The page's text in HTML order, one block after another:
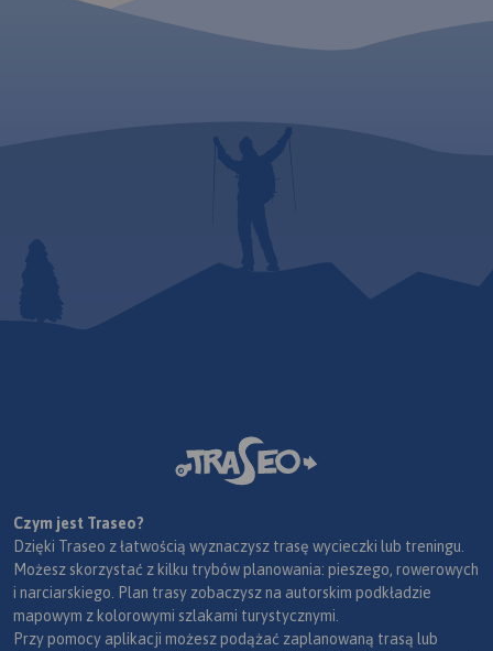
Czym jest Traseo?
Dzięki Traseo z łatwością wyznaczysz trasę wycieczki lub treningu.
Możesz skorzystać z kilku trybów planowania: pieszego, rowerowych
i narciarskiego. Plan trasy zobaczysz na autorskim podkładzie
mapowym z kolorowymi szlakami turystycznymi.
Przy pomocy aplikacji możesz podążać zaplanowaną trasą lub